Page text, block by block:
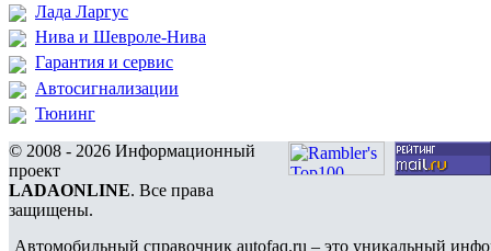
Лада Ларгус
Нива и Шевроле-Нива
Гарантия и сервис
Автосигнализации
Тюнинг
© 2008 - 2026 Информационный
проект
LADAONLINE. Все права
защищены.
Автомобильный справочник autofaq.ru – это уникальный